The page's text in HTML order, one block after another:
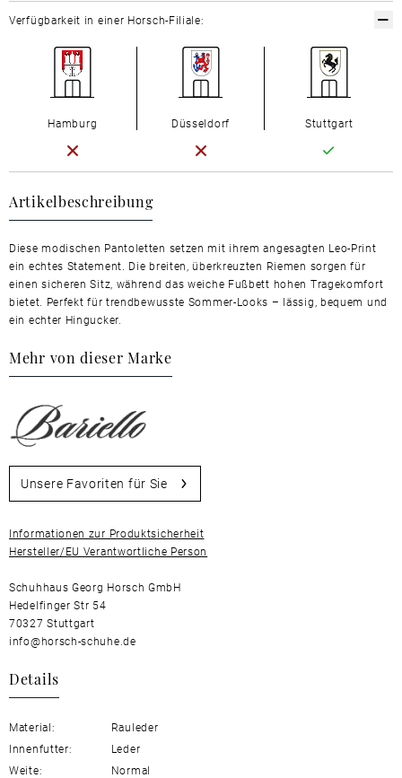
Artikelbeschreibung
Diese modischen Pantoletten setzen mit ihrem angesagten Leo-Print
ein echtes Statement. Die breiten, überkreuzten Riemen sorgen für
einen sicheren Sitz, während das weiche Fußbett hohen Tragekomfort
bietet. Perfekt für trendbewusste Sommer-Looks – lässig, bequem und
ein echter Hingucker.
Mehr von dieser Marke
Unsere Favoriten für Sie
Informationen zur Produktsicherheit
Hersteller/EU Verantwortliche Person
Schuhhaus Georg Horsch GmbH
Hedelfinger Str 54
70327 Stuttgart
info@horsch-schuhe.de
Details
Material:
Rauleder
Innenfutter:
Leder
Weite:
Normal
Verfügbarkeit in einer Horsch-Filiale:
Hamburg Düsseldorf Stuttgart